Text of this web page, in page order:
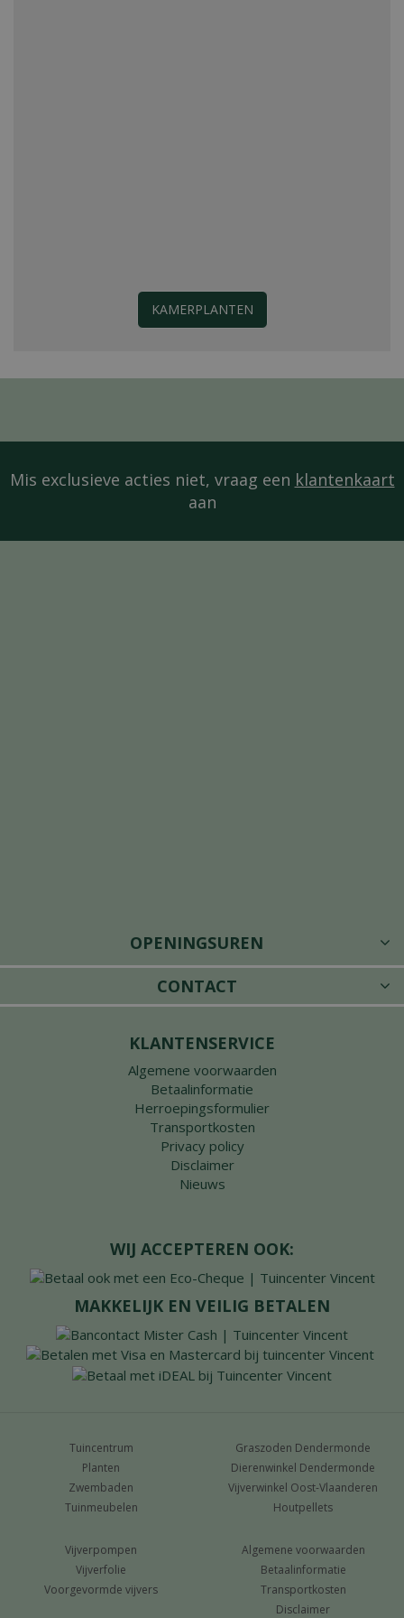
KAMERPLANTEN
Mis exclusieve acties niet, vraag een klantenkaart
aan
OPENINGSUREN
CONTACT
KLANTENSERVICE
Algemene voorwaarden
Betaalinformatie
Herroepingsformulier
Transportkosten
Privacy policy
Disclaimer
Nieuws
WIJ ACCEPTEREN OOK:
MAKKELIJK EN VEILIG BETALEN
Tuincentrum
Planten
Zwembaden
Tuinmeubelen
Graszoden Dendermonde
Dierenwinkel Dendermonde
Vijverwinkel Oost-Vlaanderen
Houtpellets
Vijverpompen
Vijverfolie
Voorgevormde vijvers
Algemene voorwaarden
Betaalinformatie
Transportkosten
Disclaimer